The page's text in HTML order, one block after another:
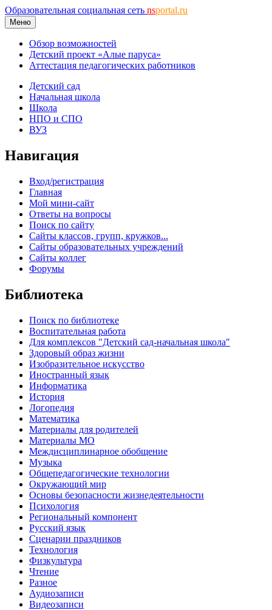
Образовательная социальная сеть nsportal.ru
Меню
Обзор возможностей
Детский проект «Алые паруса»
Аттестация педагогических работников
Детский сад
Начальная школа
Школа
НПО и СПО
ВУЗ
Навигация
Вход/регистрация
Главная
Мой мини-сайт
Ответы на вопросы
Поиск по сайту
Сайты классов, групп, кружков...
Сайты образовательных учреждений
Сайты коллег
Форумы
Библиотека
Поиск по библиотеке
Воспитательная работа
Для комплексов "Детский сад-начальная школа"
Здоровый образ жизни
Изобразительное искусство
Иностранный язык
Информатика
История
Логопедия
Математика
Материалы для родителей
Материалы МО
Междисциплинарное обобщение
Музыка
Общепедагогические технологии
Окружающий мир
Основы безопасности жизнедеятельности
Психология
Региональный компонент
Русский язык
Сценарии праздников
Технология
Физкультура
Чтение
Разное
Аудиозаписи
Видеозаписи